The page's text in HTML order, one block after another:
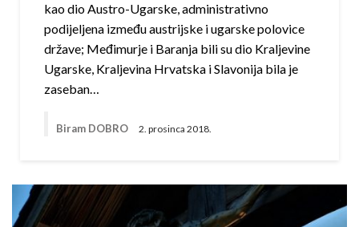
kao dio Austro-Ugarske, administrativno
podijeljena između austrijske i ugarske polovice
države; Međimurje i Baranja bili su dio Kraljevine
Ugarske, Kraljevina Hrvatska i Slavonija bila je
zaseban…
Biram DOBRO 2. prosinca 2018.